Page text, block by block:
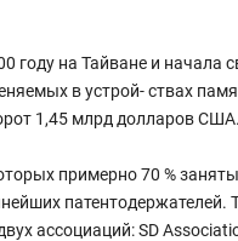
на Тайване и
в устрой- ствах
1,45 млрд долларов США.
примерно 70 %
ассоциаций: SD